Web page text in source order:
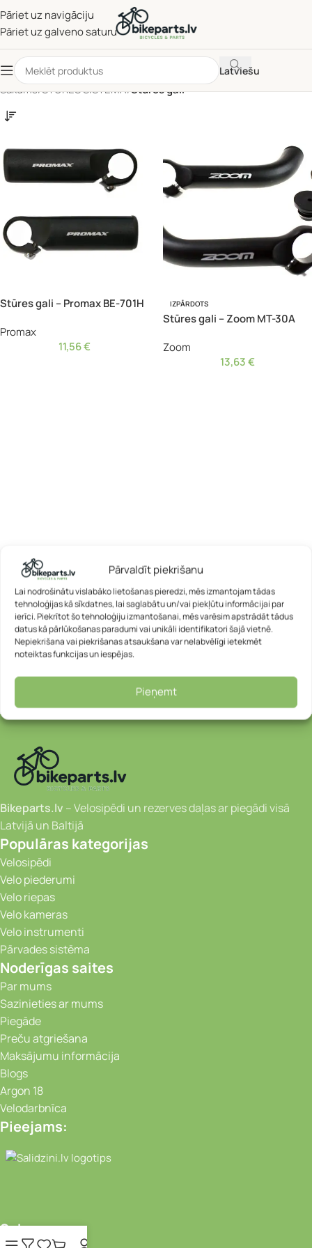
Pārvaldīt piekrišanu
Lai nodrošinātu vislabāko lietošanas pieredzi, mēs izmantojam tādas
tehnoloģijas kā sīkdatnes, lai saglabātu un/vai piekļūtu informācijai par
ierīci. Piekrītot šo tehnoloģiju izmantošanai, mēs varēsim apstrādāt tādus
datus kā pārlūkošanas paradumi vai unikāli identifikatori šajā vietnē.
Nepiekrišana vai piekrišanas atsaukšana var nelabvēlīgi ietekmēt
noteiktas funkcijas un iespējas.
Pieņemt
Pāriet uz navigāciju
Pāriet uz galveno saturu
Latviešu
Sākums/STŪRES SISTĒMA/Stūres gali
Stūres gali – Promax BE-701H
Promax
11,56€
IZPĀRDOTS
Stūres gali – Zoom MT-30A
Zoom
13,63€
Bikeparts.lv – Velosipēdi un rezerves daļas ar piegādi visā
Latvijā un Baltijā
Populāras kategorijas
Velosipēdi
Velo piederumi
Velo riepas
Velo kameras
Velo instrumenti
Pārvades sistēma
Noderīgas saites
Par mums
Sazinieties ar mums
Piegāde
Preču atgriešana
Maksājumu informācija
Blogs
Argon 18
Velodarbnīca
Pieejams:
Video novērošanas kameras, Portatīvie
Seko mums